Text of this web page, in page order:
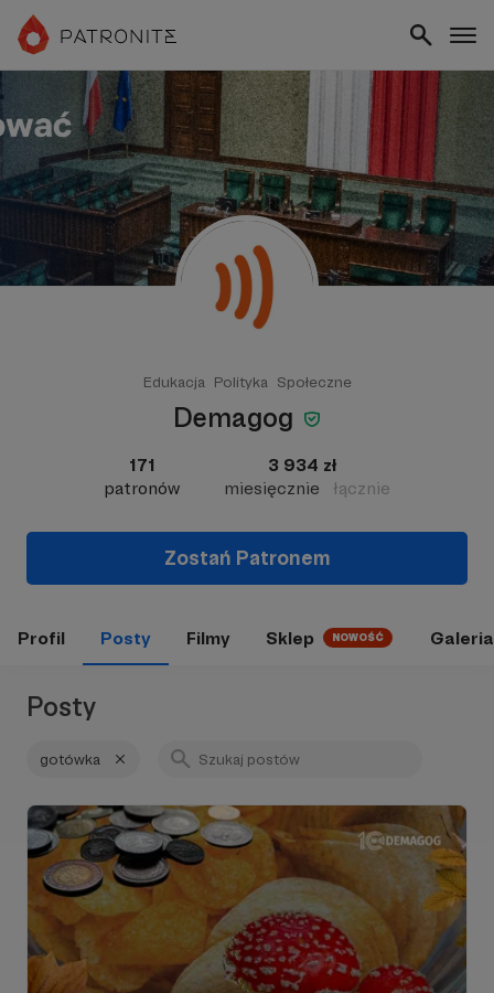
Edukacja Polityka Społeczne
Demagog
171
patronów
3 934 zł
miesięcznie
łącznie
Zostań Patronem
Profil Posty Filmy Sklep NOWOŚĆ Galeria
Posty
gotówka